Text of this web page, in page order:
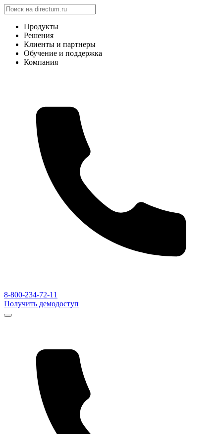
Продукты
Решения
Клиенты и партнеры
Обучение и поддержка
Компания
8-800-234-72-11
Получить демодоступ